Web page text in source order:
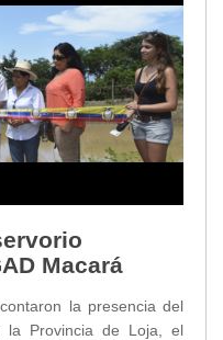
Macará
la presencia del
la Provincia de Loja, el